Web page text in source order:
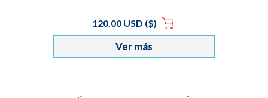
120,00 USD ($)
Ver más